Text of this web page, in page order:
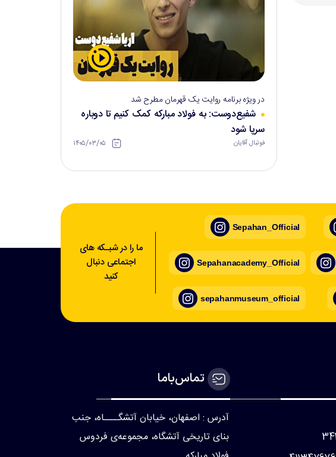
در ویژه برنامه روایت یک قهرمان مطرح شد
شفیع‌دوست: به فولاد مبارکه کمک کنیم تا دوباره
سرپا شود
فوتبال آقایان ۱۴۰۵/۰۳/۰۵
ما را در شبـکه های
اجتماعی دنبال
کنید
Sepahan_Official
Sepahanacademy_Official
sepahanmuseum_official
تماس‌با‌ما
آدرس : اصفهان، خیابان آتشگــــاه، جنب
بنای تاریخی آتشگاه، مجموعه‌ی فردوس